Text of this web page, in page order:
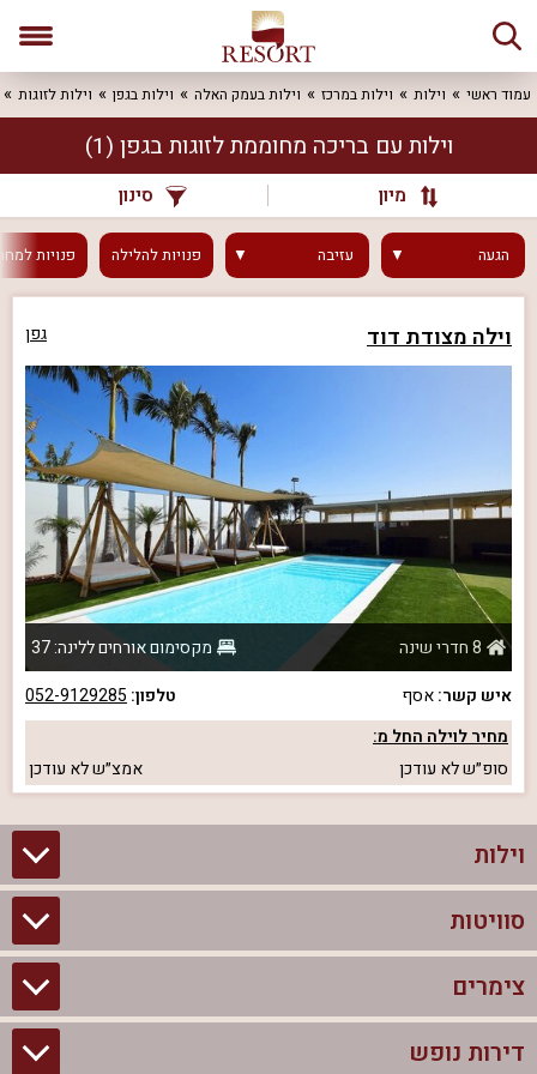
עמוד ראשי וילות וילות במרכז וילות בעמק האלה וילות בגפן וילות לזוגות
וילות עם בריכה מחוממת לזוגות בגפן (1)
מיון סינון
הגעה עזיבה פנויותלהלילה פנויות
וילה מצודת דוד גפן
8 חדרי שינה
מקסימום אורחים ללינה: 37
איש קשר:אסף טלפון: 052-9129285
מחיר לוילה החל מ:
סופ״שלא עודכן אמצ״שלא עודכן
וילות
וילות בצפון
וילות להשכרה
סוויטות
סוויטות בצפון
צימרים לזוגות עם בריכה פרטית
צימרים
צימרים בצפון
דירות נופש